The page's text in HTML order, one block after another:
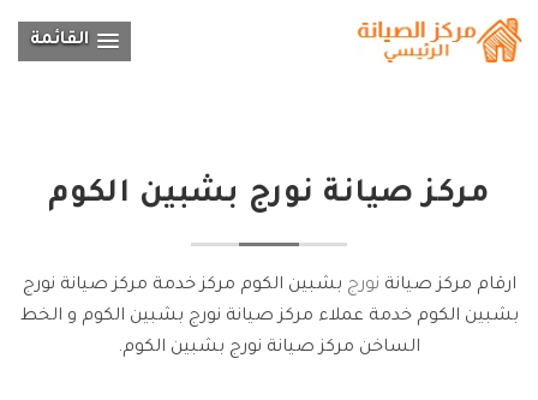
القائمة
مركز صيانة نورج بشبين الكوم
ارقام مركز صيانة نورج بشبين الكوم مركز خدمة مركز صيانة نورج
بشبين الكوم خدمة عملاء مركز صيانة نورج بشبين الكوم و الخط
الساخن مركز صيانة نورج بشبين الكوم.